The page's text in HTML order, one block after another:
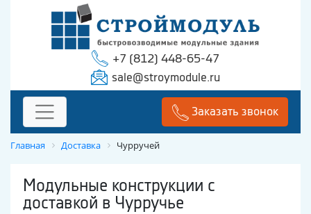
+7 (812) 448-65-47
sale@stroymodule.ru
Заказать звонок
Главная Доставка Чурручей
Модульные конструкции с
доставкой в Чурручье